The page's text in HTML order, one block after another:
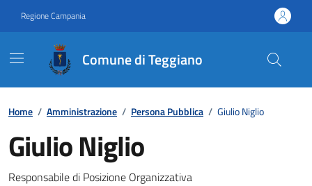
Regione Campania
Comune di Teggiano
Contenuti in evidenza
Home / Amministrazione / Persona Pubblica / Giulio Niglio
Giulio Niglio
Responsabile di Posizione Organizzativa